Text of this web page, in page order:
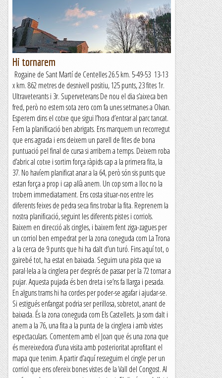
Hi tornarem
Rogaine de Sant Martí de Centelles 26.5 km. 5-49-53 13-13
x km. 862 metres de desnivell positiu, 125 punts, 23 fites 1r.
Ultraveterants i 3r. Superveterans De nou el dia s’aixeca ben
fred, però no estem sota zero com fa unes setmanes a Olvan.
Esperem dins el cotxe que sigui l’hora d’entrar al parc tancat.
Fem la planificació ben abrigats. Ens marquem un recorregut
que ens agrada i ens deixem un parell de fites de bona
puntuació pel final de cursa si arribem a temps. Deixem roba
d’abric al cotxe i sortim força ràpids cap a la primera fita, la
37. No havíem planificat anar a la 64, però són sis punts que
estan força a prop i cap allà anem. Un cop som a lloc no la
trobem immediatament. Ens costa situar-nos entre les
diferents feixes de pedra seca fins trobar la fita. Reprenem la
nostra planificació, seguint les diferents pistes i corriols.
Baixem en direcció als cingles, i baixem fent ziga-zagues per
un corriol ben empedrat per la zona coneguda com La Trona
a la cerca de 9 punts que hi ha dalt d’un turó. Fins aquí tot, o
gairebé tot, ha estat en baixada. Seguim una pista que va
paral·lela a la cinglera per després de passar per la 72 tornar a
pujar. Aquesta pujada és ben dreta i se’ns fa llarga i pesada.
En alguns trams hi ha cordes per poder-se agafar i ajudar-se.
Si estigués enfangat podria ser perillosa, sobretot, anant de
baixada. És la zona coneguda com Els Castellets. Ja som dalt i
anem a la 76, una fita a la punta de la cinglera i amb vistes
espectaculars. Comentem amb el Joan que és una zona que
és mereixedora d’una visita amb posterioritat aprofitant el
mapa que tenim. A partir d’aquí resseguim el cingle per un
corriol que ens ofereix bones vistes de la Vall del Congost. Al